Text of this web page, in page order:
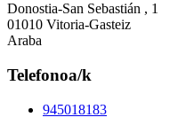
Donostia-San Sebastián , 1
01010 Vitoria-Gasteiz
Araba
Telefonoa/k
945018183